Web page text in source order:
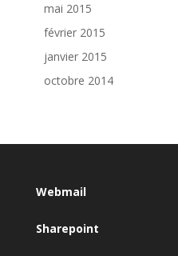
mai 2015
février 2015
janvier 2015
octobre 2014
Webmail
Sharepoint